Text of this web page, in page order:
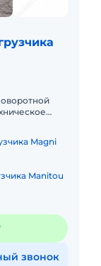
Magni
Manitou
звонок